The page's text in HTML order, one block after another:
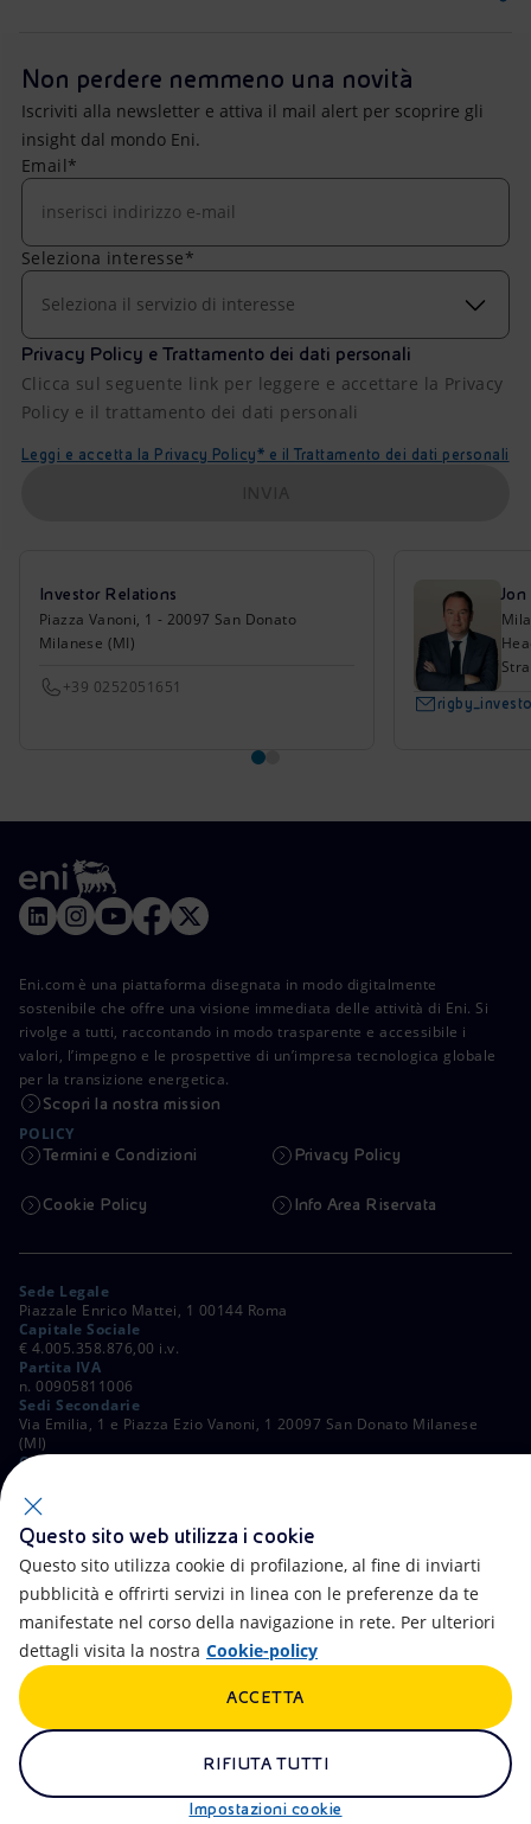
Non perdere nemmeno una novità
Iscriviti alla newsletter e attiva il mail alert per scoprire gli
insight dal mondo Eni.
Email*
Seleziona interesse*
Seleziona il servizio di interesse
Privacy Policy e Trattamento dei dati personali
Clicca sul seguente link per leggere e accettare la Privacy
Policy e il trattamento dei dati personali
Leggi e accetta la Privacy Policy* e il Trattamento dei dati personali
Investor Relations
Piazza Vanoni, 1 - 20097 San Donato
Milanese (MI)
+39 0252051651
Eni.com è una piattaforma disegnata in modo digitalmente
sostenibile che offre una visione immediata delle attività di Eni. Si
rivolge a tutti, raccontando in modo trasparente e accessibile i
valori, l’impegno e le prospettive di un’impresa tecnologica globale
per la transizione energetica.
Scopri la nostra mission
POLICY
Termini e Condizioni Privacy Policy
Cookie Policy Info Area Riservata
Sede Legale
Piazzale Enrico Mattei, 1 00144 Roma
Capitale Sociale
€ 4.005.358.876,00 i.v.
Partita IVA
n. 00905811006
Sedi Secondarie
Via Emilia, 1 e Piazza Ezio Vanoni, 1 20097 San Donato Milanese
(MI)
C. Fiscale e Registro Imprese di Roma
ALTRI LINK
Accessibilità Calendario
Newsletter Intelligenza artificiale
Truffe e Phishing
Remit Alluvioni
Questo sito web utilizza i cookie
Questo sito utilizza cookie di profilazione, al fine di inviarti
pubblicità e offrirti servizi in linea con le preferenze da te
manifestate nel corso della navigazione in rete. Per ulteriori
dettagli visita la nostra Cookie-policy
Impostazioni cookie
RIFIUTA TUTTI
ACCETTA